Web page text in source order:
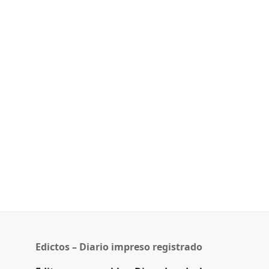
Edictos – Diario impreso registrado